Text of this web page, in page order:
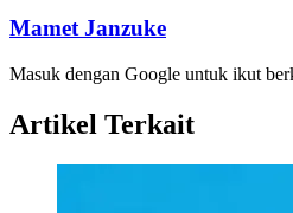
Mamet Janzuke
Masuk dengan Google untuk ikut
Artikel Terkait